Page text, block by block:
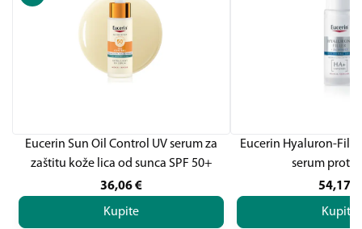
Eucerin Sun Oil Control UV serum za
zaštitu kože lica od sunca SPF 50+
36,06€
Kupite
Eucerin Hyaluron-
serum protiv
54,17
Kupite